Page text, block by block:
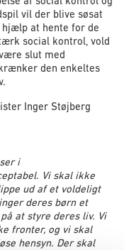
vil der blive søsat
at hente for de
social kontrol, vold
slut med
den enkeltes
Inger Støjberg
i
Vi skal ikke
ud af et voldeligt
deres børn et
at styre deres liv. Vi
fronter, og vi skal
hensyn. Der skal